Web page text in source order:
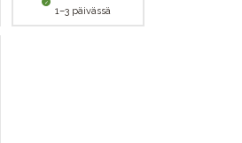
1–3 päivässä